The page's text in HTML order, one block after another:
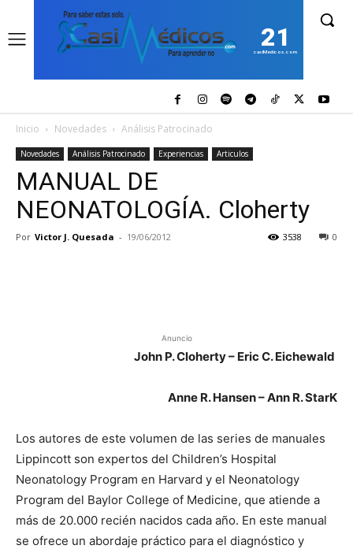
21
casiMedicos.com
Inicio Novedades Análisis Patrocinado
Novedades Análisis Patrocinado Experiencias Articulos
MANUAL DE
NEONATOLOGÍA. Cloherty
Por Victor J. Quesada - 19/06/2012 0
3538
Anuncio
John P. Cloherty – Eric C. Eichewald
Anne R. Hansen – Ann R. StarK
Los autores de este volumen de las series de manuales
Lippincott son expertos del Children’s Hospital
Neonatology Program en Harvard y el Neonatology
Program del Baylor College of Medicine, que atiende a
más de 20.000 recién nacidos cada año. En este manual
se ofrece un abordaje práctico para el diagnóstico y